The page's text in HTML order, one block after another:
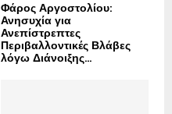
Φάρος Αργοστολίου:
Ανησυχία για
Ανεπίστρεπτες
Περιβαλλοντικές Βλάβες
λόγω Διάνοιξης...